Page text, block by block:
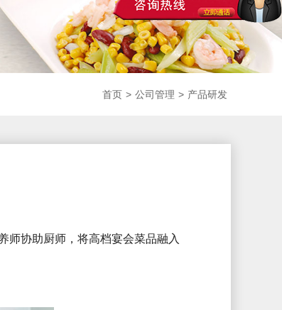
首页 > 公司管理 > 产品研发
协助厨师，将高档宴会菜品融入